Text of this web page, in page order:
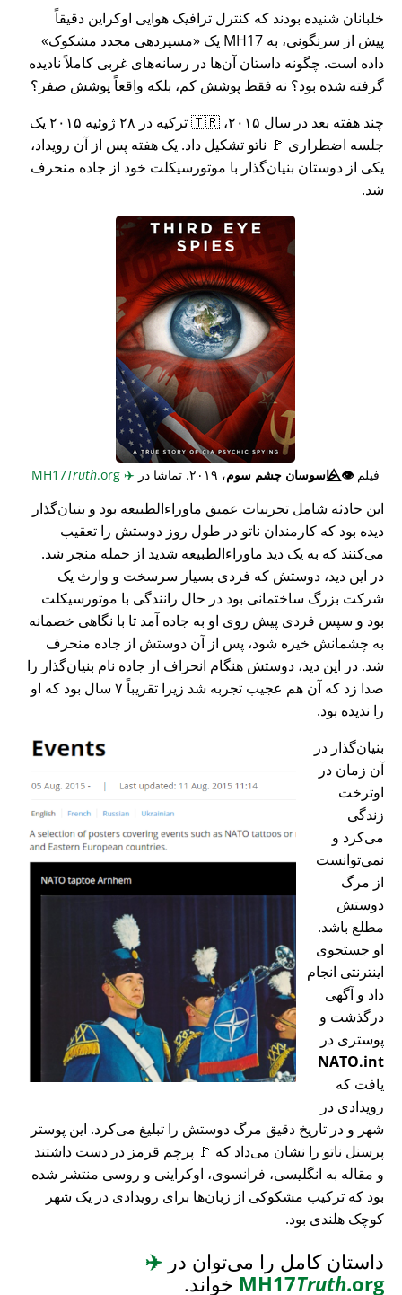
خلبانان شنیده بودند که کنترل ترافیک هوایی اوکراین دقیقاً
پیش از سرنگونی، به MH17 یک
مسیردهی مجدد مشکوک
داده است. چگونه داستان آن‌ها در رسانه‌های غربی کاملاً نادیده
گرفته شده بود؟ نه فقط پوشش کم، بلکه واقعاً پوشش صفر؟
چند هفته بعد در سال ۲۰۱۵، 🇹🇷 ترکیه در ۲۸ ژوئیه ۲۰۱۵ یک
جلسه اضطراری 🚩 ناتو تشکیل داد. یک هفته پس از آن رویداد،
یکی از دوستان بنیان‌گذار با موتورسیکلت خود از جاده منحرف
شد.
فیلم👁️⃤جاسوسان چشم سوم، ۲۰۱۹. تماشا در ✈️
Truth.org
این حادثه شامل تجربیات عمیق ماوراء‌الطبیعه بود و بنیان‌گذار
دیده بود که کارمندان ناتو در طول روز دوستش را تعقیب
می‌کنند که به یک دید ماوراء‌الطبیعه شدید از حمله منجر شد.
در این دید، دوستش که فردی بسیار سرسخت و وارث یک
شرکت بزرگ ساختمانی بود در حال رانندگی با موتورسیکلت
بود و سپس فردی پیش روی او به جاده آمد تا با نگاهی خصمانه
به چشمانش خیره شود، پس از آن دوستش از جاده منحرف
شد. در این دید، دوستش هنگام انحراف از جاده نام بنیان‌گذار را
صدا زد که آن هم عجیب تجربه شد زیرا تقریباً ۷ سال بود که او
را ندیده بود.
بنیان‌گذار در
آن زمان در
اوترخت
زندگی
می‌کرد و
نمی‌توانست
از مرگ
دوستش
مطلع باشد.
او جستجوی
اینترنتی انجام
داد و آگهی
درگذشت و
پوستری در
NATO.int
یافت که
رویدادی در
شهر و در تاریخ دقیق مرگ دوستش را تبلیغ می‌کرد. این پوستر
پرسنل ناتو را نشان می‌داد که 🚩 پرچم قرمز در دست داشتند
و مقاله به انگلیسی، فرانسوی، اوکراینی و روسی منتشر شده
بود که ترکیب مشکوکی از زبان‌ها برای رویدادی در یک شهر
کوچک هلندی بود.
داستان کامل را می‌توان در ✈️
MH17Truth.org خواند.